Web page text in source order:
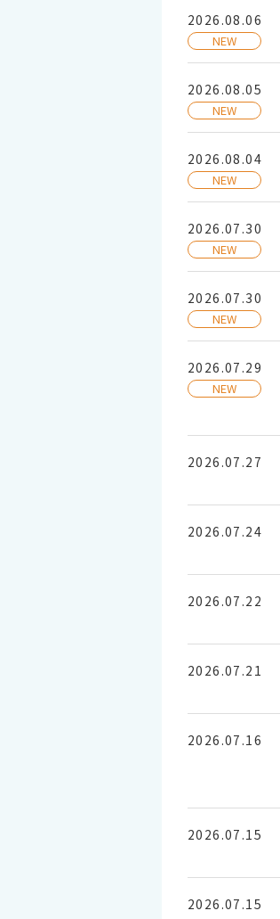
2026.08.06
NEW
2026.08.05
NEW
2026.08.04
NEW
2026.07.30
NEW
2026.07.30
NEW
2026.07.29
NEW
2026.07.27
2026.07.24
2026.07.22
2026.07.21
2026.07.16
2026.07.15
2026.07.15